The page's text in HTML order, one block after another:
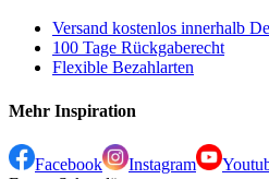
Versand kostenlos innerhalb
100 Tage Rückgaberecht
Flexible Bezahlarten
Mehr Inspiration
Facebook Instagram